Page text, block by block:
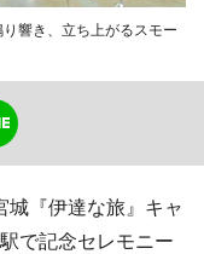
響き、立ち上がるスモー
『伊達な旅』キャ
で記念セレモニー